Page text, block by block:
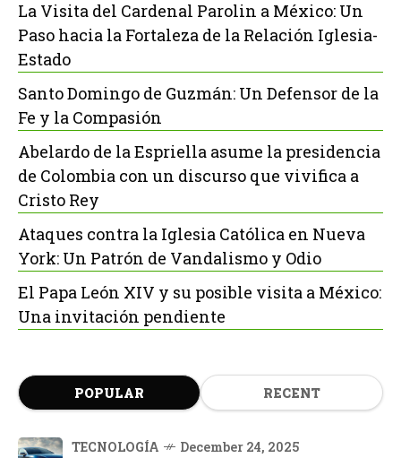
La Visita del Cardenal Parolin a México: Un
Paso hacia la Fortaleza de la Relación Iglesia-
Estado
Santo Domingo de Guzmán: Un Defensor de la
Fe y la Compasión
Abelardo de la Espriella asume la presidencia
de Colombia con un discurso que vivifica a
Cristo Rey
Ataques contra la Iglesia Católica en Nueva
York: Un Patrón de Vandalismo y Odio
El Papa León XIV y su posible visita a México:
Una invitación pendiente
POPULAR RECENT
TECNOLOGÍA December 24, 2025